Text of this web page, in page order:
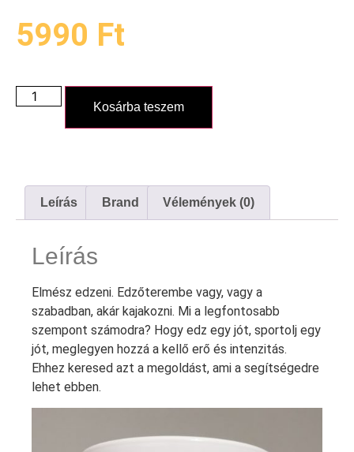
5990 Ft
Kosárba teszem
Leírás Brand Vélemények (0)
Leírás
Elmész edzeni. Edzőterembe vagy, vagy a
szabadban, akár kajakozni. Mi a legfontosabb
szempont számodra? Hogy edz egy jót, sportolj egy
jót, meglegyen hozzá a kellő erő és intenzitás.
Ehhez keresed azt a megoldást, ami a segítségedre
lehet ebben.